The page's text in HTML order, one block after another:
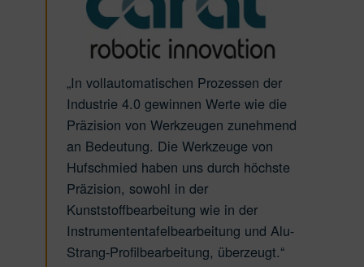
Prozessen der
gewinnen Werte wie die
von Werkzeugen zunehmend
Die Werkzeuge von
haben uns durch höchste
sowohl in der
wie in der
und Alu-
überzeugt.“
„Mit Werkzeugen von
konnten wir bei der
verstärkten CFK-
den Airbus A350 den
Zerspanungsprozess
verbessern. Im
Delamination, gut
Werkzeugverhalten
Bearbeitung sind